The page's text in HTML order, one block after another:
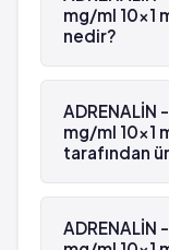
Yağ asitlerinin
açığa çıkması
mg/ml 10x1
nedir?
ADRENALİN -
ml'lik ampul'in
ADRENALİN
mg/ml 10x1
tarafından
ADRENALİN -
ml'lik ampul ,
ADRENALİN